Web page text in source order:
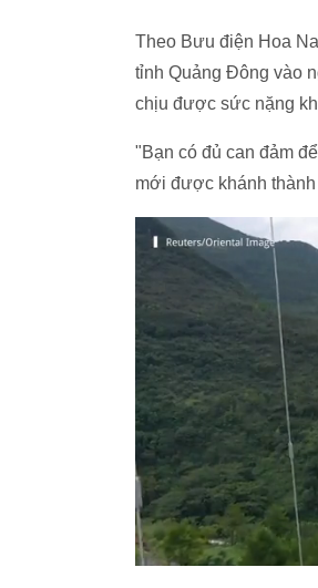
Theo Bưu điện Hoa
tỉnh Quảng Đông vào
chịu được sức nặng
"Bạn có đủ can đảm
mới được khánh thành